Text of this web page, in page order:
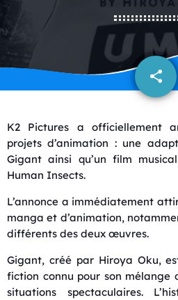
share
email
K2 Pictures a officiellement
projets d’animation : une
Gigant ainsi qu’un film
Human Insects.
L’annonce a immédiatement
manga et d’animation,
différents des deux œuvres.
Gigant, créé par Hiroya Oku,
fiction connu pour son mélange
situations spectaculaires.